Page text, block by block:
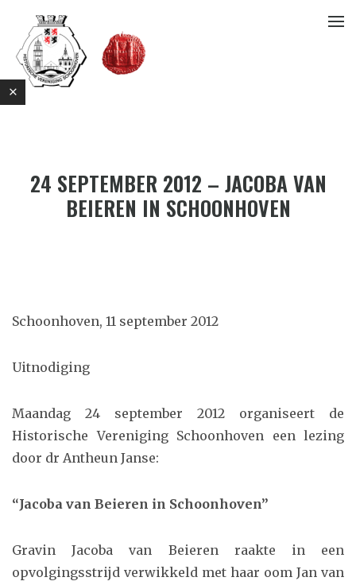
24 SEPTEMBER 2012 – JACOBA VAN
BEIEREN IN SCHOONHOVEN
Schoonhoven, 11 september 2012
Uitnodiging
Maandag 24 september 2012 organiseert de
Historische Vereniging Schoonhoven een lezing
door dr Antheun Janse:
“Jacoba van Beieren in Schoonhoven”
Gravin Jacoba van Beieren raakte in een
opvolgingsstrijd verwikkeld met haar oom Jan van